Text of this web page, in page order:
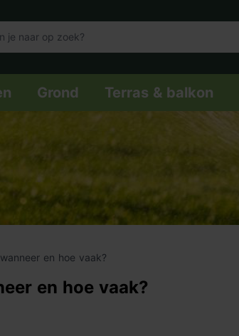
Grond Terras & balkon
en hoe vaak?
en hoe vaak?